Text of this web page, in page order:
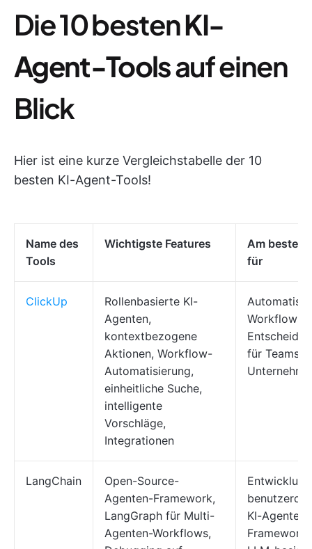
Die 10 bestenKI-
Agent-Toolsauf einen
Blick
Hier ist eine kurze Vergleichstabelle der 10
besten KI-Agent-Tools!
Name des
Tools
Wichtigste Features
Am besten
für
ClickUp
Rollenbasierte KI-
Agenten,
kontextbezogene
Aktionen, Workflow-
Automatisierung,
einheitliche Suche,
intelligente
Vorschläge,
Integrationen
Workflows
für Teams
LangChain
Open-Source-
Agenten-Framework,
LangGraph für Multi-
Agenten-Workflows,
Entwicklung
KI-Agenten-